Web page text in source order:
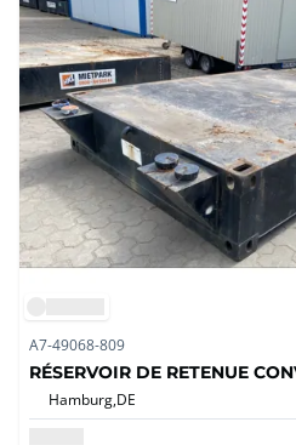
A7-49068-809
RÉSERVOIR DE RETENUE
Hamburg,DE